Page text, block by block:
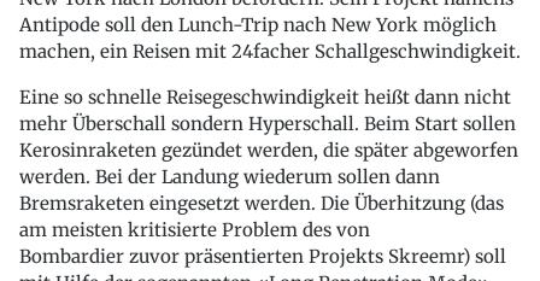
Antipode soll den Lunch-Trip nach New York möglich
machen, ein Reisen mit 24facher Schallgeschwindigkeit.
Eine so schnelle Reisegeschwindigkeit heißt dann nicht
mehr Überschall sondern Hyperschall. Beim Start sollen
Kerosinraketen gezündet werden, die später abgeworfen
werden. Bei der Landung wiederum sollen dann
Bremsraketen eingesetzt werden. Die Überhitzung (das
am meisten kritisierte Problem des von
Bombardier zuvor präsentierten Projekts Skreemr) soll